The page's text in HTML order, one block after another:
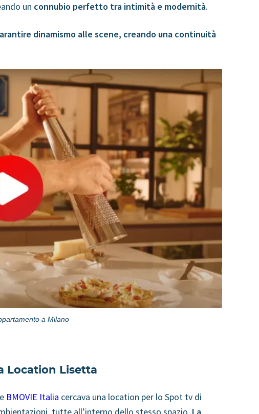
un connubio perfetto tra intimità e modernità.
dinamismo alle scene, creando una continuità
a Milano
Location Lisetta
BMOVIE Italia cercava una location per lo Spot tv di